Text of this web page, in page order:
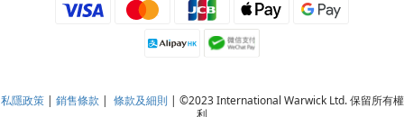
私隱政策| 銷售條款 | 條款及細則 | ©2023 International Warwick Ltd. 保留所有權